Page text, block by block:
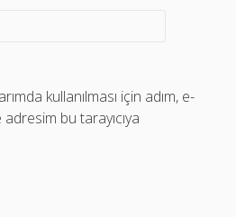
kullanılması için adım, e-
bu tarayıcıya